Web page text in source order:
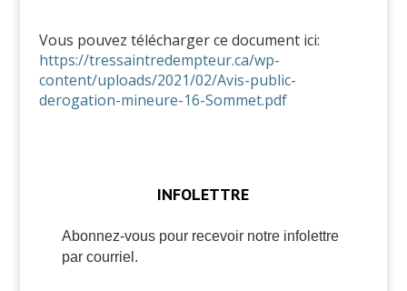
Vous pouvez télécharger ce document ici:
https://tressaintredempteur.ca/wp-
content/uploads/2021/02/Avis-public-
derogation-mineure-16-Sommet.pdf
INFOLETTRE
Abonnez-vous pour recevoir notre infolettre
par courriel.